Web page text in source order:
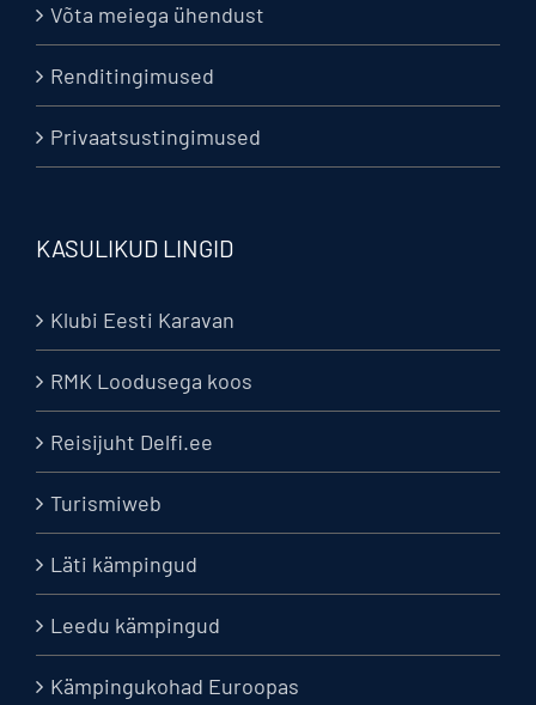
Võta meiega ühendust
Renditingimused
Privaatsustingimused
KASULIKUD LINGID
Klubi Eesti Karavan
RMK Loodusega koos
Reisijuht Delfi.ee
Turismiweb
Läti kämpingud
Leedu kämpingud
Kämpingukohad Euroopas